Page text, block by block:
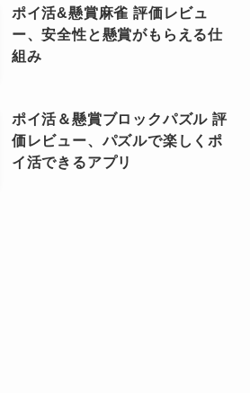
ポイ活&懸賞麻雀 評価レビュ
ー、安全性と懸賞がもらえる仕
組み
ポイ活＆懸賞ブロックパズル 評
価レビュー、パズルで楽しくポ
イ活できるアプリ